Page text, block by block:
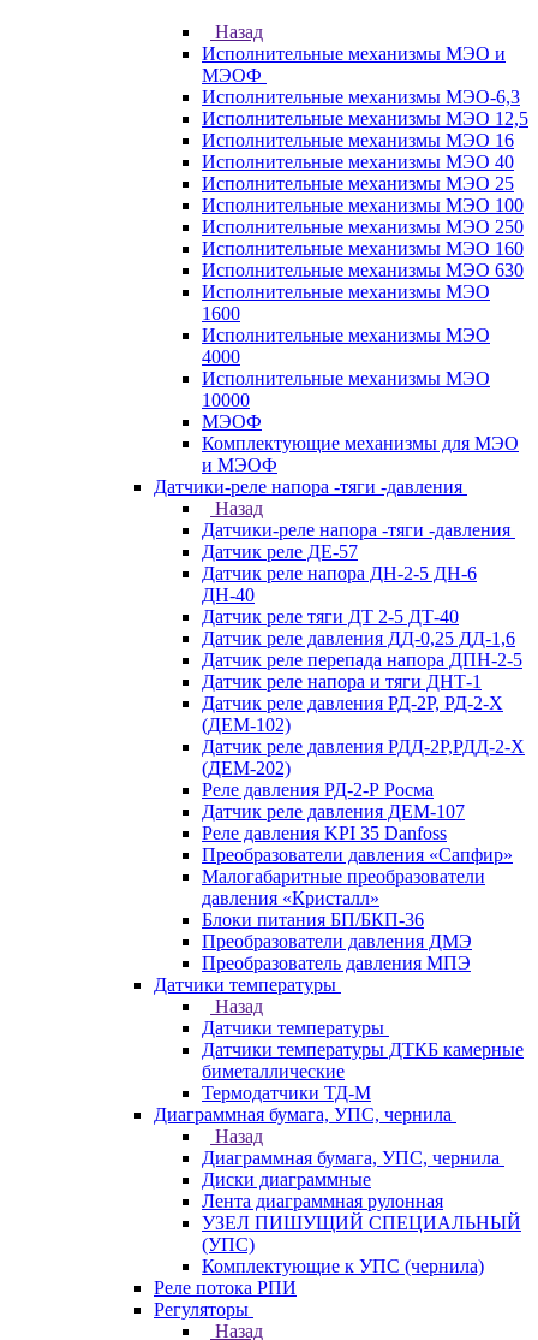
Назад
Исполнительные механизмы МЭО и
МЭОФ
Исполнительные механизмы МЭО-6,3
Исполнительные механизмы МЭО 12,5
Исполнительные механизмы МЭО 16
Исполнительные механизмы МЭО 40
Исполнительные механизмы МЭО 25
Исполнительные механизмы МЭО 100
Исполнительные механизмы МЭО 250
Исполнительные механизмы МЭО 160
Исполнительные механизмы МЭО 630
Исполнительные механизмы МЭО
1600
Исполнительные механизмы МЭО
4000
Исполнительные механизмы МЭО
10000
МЭОФ
Комплектующие механизмы для МЭО
и МЭОФ
Датчики-реле напора -тяги -давления
Назад
Датчики-реле напора -тяги -давления
Датчик реле ДЕ-57
Датчик реле напора ДН-2-5 ДН-6
ДН-40
Датчик реле тяги ДТ 2-5 ДТ-40
Датчик реле давления ДД-0,25 ДД-1,6
Датчик реле перепада напора ДПН-2-5
Датчик реле напора и тяги ДНТ-1
Датчик реле давления РД-2Р, РД-2-Х
(ДЕМ-102)
Датчик реле давления РДД-2Р,РДД-2-Х
(ДЕМ-202)
Реле давления РД-2-Р Росма
Датчик реле давления ДЕМ-107
Реле давления KPI 35 Danfoss
Преобразователи давления «Сапфир»
Малогабаритные преобразователи
давления «Кристалл»
Блоки питания БП/БКП-36
Преобразователи давления ДМЭ
Преобразователь давления МПЭ
Датчики температуры
Назад
Датчики температуры
Датчики температуры ДТКБ камерные
биметаллические
Термодатчики ТД-М
Диаграммная бумага, УПС, чернила
Назад
Диаграммная бумага, УПС, чернила
Диски диаграммные
Лента диаграммная рулонная
УЗЕЛ ПИШУЩИЙ СПЕЦИАЛЬНЫЙ
(УПС)
Комплектующие к УПС (чернила)
Реле потока РПИ
Регуляторы
Назад